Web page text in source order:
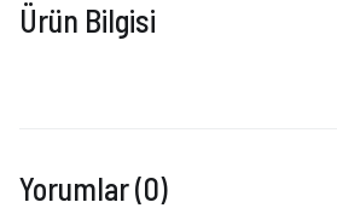
Ürün Bilgisi
Yorumlar (0)